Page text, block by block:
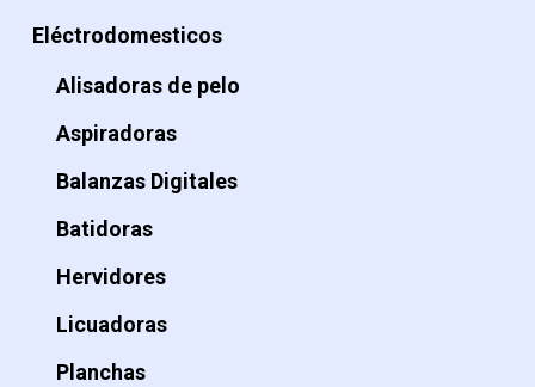
Eléctrodomesticos
Alisadoras de pelo
Aspiradoras
Balanzas Digitales
Batidoras
Hervidores
Licuadoras
Planchas